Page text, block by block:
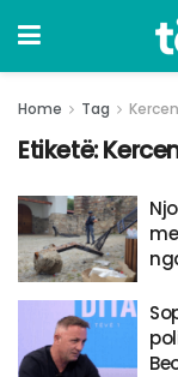
Home Tag
Etiketë: